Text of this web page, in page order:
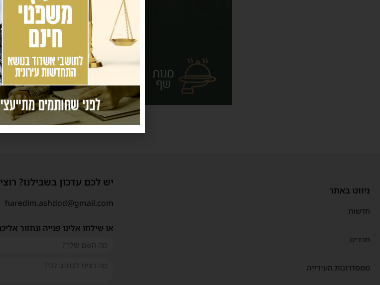
ניווט באתר
חדשות
חרדים
ממסדרונות העירייה
יש לכם עדכון בשבילנו?
haredim.ashdod@gmail.com
או שילחו אלינו פנייה ונחזור